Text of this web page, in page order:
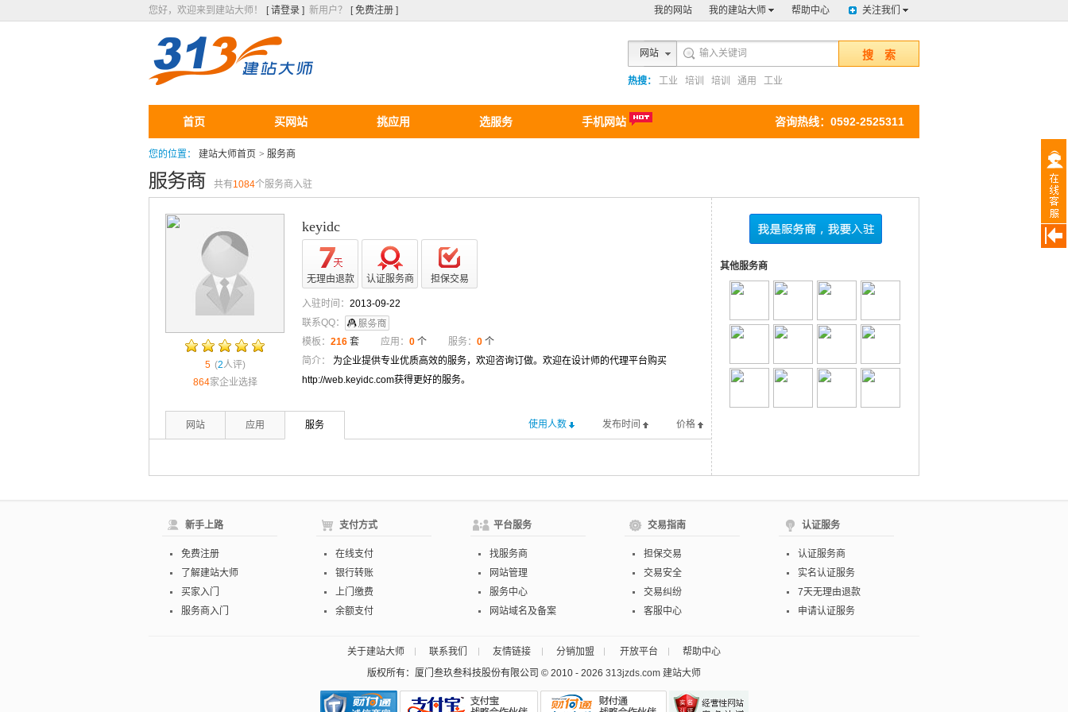
您好，欢迎来到建站大师！ [ 请登录 ] 新用户？ [ 免费注册 ] 我的网站 我的建站大师 帮助中心 关注我们
网站 搜 索
热搜： 工业 培训 培训 通用 工业
首页 买网站 挑应用 选服务 手机网站 咨询热线：0592-2525311
您的位置： 建站大师首页 > 服务商
共有1084个服务商入驻
5 (2人评)
864家企业选择
keyidc
无理由退款 认证服务商 担保交易
入驻时间： 2013-09-22
联系QQ：
模板： 216 套 应用： 0 个 服务： 0 个
简介：
为企业提供专业优质高效的服务，欢迎咨询订做。欢迎在设计师的代理平台购买
http://web.keyidc.com获得更好的服务。
网站 应用 服务 使用人数 发布时间 价格
其他服务商
新手上路
免费注册
了解建站大师
买家入门
服务商入门
支付方式
在线支付
银行转账
上门缴费
余额支付
平台服务
找服务商
网站管理
服务中心
网站域名及备案
交易指南
担保交易
交易安全
交易纠纷
客服中心
认证服务
认证服务商
实名认证服务
7天无理由退款
申请认证服务
关于建站大师 联系我们 友情链接 分销加盟 开放平台
帮助中心
版权所有：厦门叁玖叁科技股份有限公司 © 2010 - 2026 313jzds.com 建站大师